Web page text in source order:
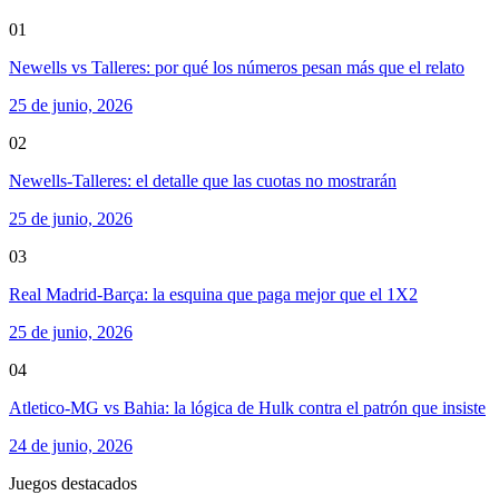
01
Newells vs Talleres: por qué los números pesan más que el relato
25 de junio, 2026
02
Newells-Talleres: el detalle que las cuotas no mostrarán
25 de junio, 2026
03
Real Madrid-Barça: la esquina que paga mejor que el 1X2
25 de junio, 2026
04
Atletico-MG vs Bahia: la lógica de Hulk contra el patrón que insiste
24 de junio, 2026
Juegos destacados